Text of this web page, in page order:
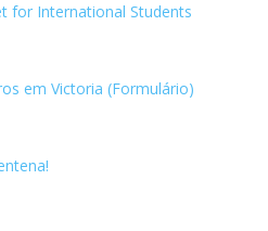
for International Students
em Victoria (Formulário)